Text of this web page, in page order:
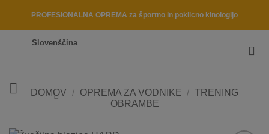
PROFESIONALNA OPREMA za športno in poklicno kinologijo
Slovenščina
DOMOV / OPREMA ZA VODNIKE / TRENING
OBRAMBE